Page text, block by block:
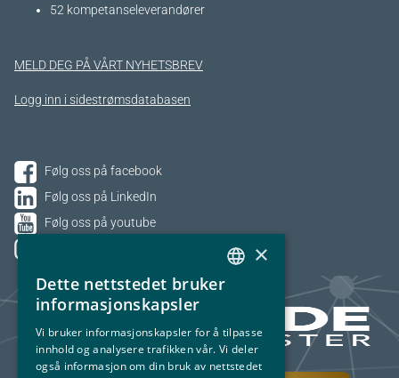
52 kompetanseleverandører
MELD DEG PÅ VÅRT NYHETSBREV
Logg inn i sidestrømsdatabasen
Følg oss på facebook
Følg oss på LinkedIn
Følg oss på youtube
NORWEGIAN
×
Dette nettstedet bruker
informasjonskapsler
Vi bruker informasjonskapsler for å tilpasse
innhold og analysere trafikken vår. Vi deler
også informasjon om din bruk av nettstedet